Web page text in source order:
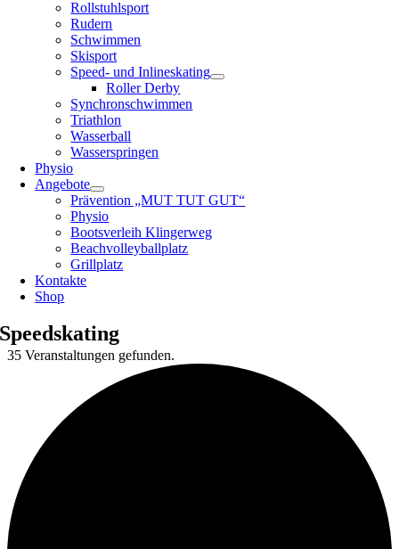
Rollstuhlsport
Rudern
Schwimmen
Skisport
Speed- und Inlineskating
Roller Derby
Synchronschwimmen
Triathlon
Wasserball
Wasserspringen
Physio
Angebote
Prävention „MUT TUT GUT“
Physio
Bootsverleih Klingerweg
Beachvolleyballplatz
Grillplatz
Kontakte
Shop
Speedskating
35 Veranstaltungen gefunden.